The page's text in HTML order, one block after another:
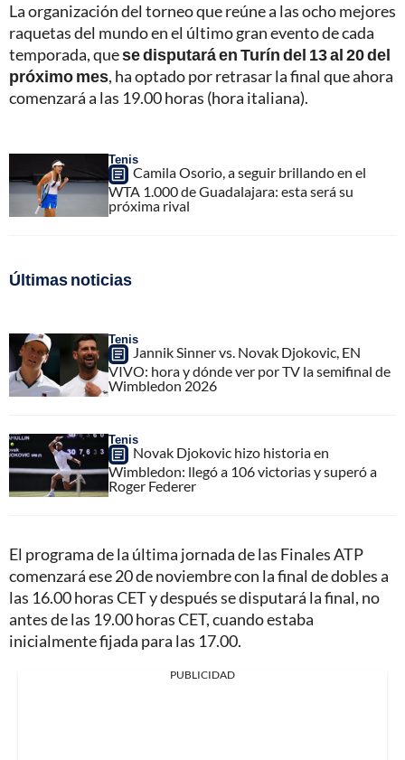
La organización del torneo que reúne a las ocho mejores
raquetas del mundo en el último gran evento de cada
temporada, quese disputará en Turín del 13 al 20 del
próximo mes, ha optado por retrasar la final que ahora
comenzará a las 19.00 horas (hora italiana).
Tenis
Camila Osorio, a seguir brillando en el
WTA 1.000 de Guadalajara: esta será su
próxima rival
Últimas noticias
Tenis
Jannik Sinner vs. Novak Djokovic, EN
VIVO: hora y dónde ver por TV la semifinal de
Wimbledon 2026
Tenis
Novak Djokovic hizo historia en
Wimbledon: llegó a 106 victorias y superó a
Roger Federer
El programa de la última jornada de las Finales ATP
comenzará ese 20 de noviembre con la final de dobles a
las 16.00 horas CET y después se disputará la final, no
antes de las 19.00 horas CET, cuando estaba
inicialmente fijada para las 17.00.
PUBLICIDAD